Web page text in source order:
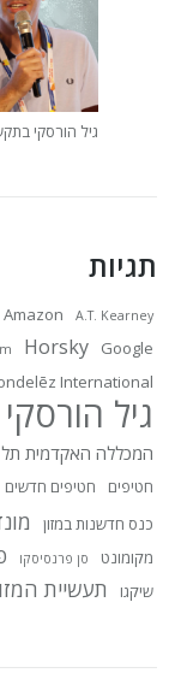
גיל הורסקי
תגיות
A.T. Kearney
Amazon
Google
Horsky
International
גיל הורסקי
המכללה האקדמית תל
חטיפים חטיפים חדשים
כנס חדשנות במזון
מקומונט
סן פרנסיסקו
שיקגו תעשיית